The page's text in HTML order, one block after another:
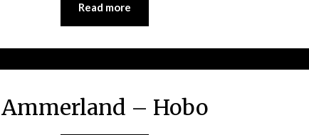
Read more
Ammerland – Hobo